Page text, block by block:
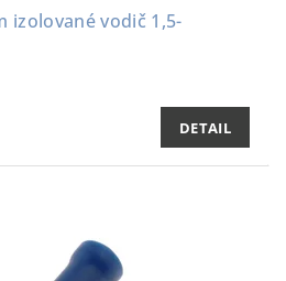
izolované vodič 1,5-
DETAIL